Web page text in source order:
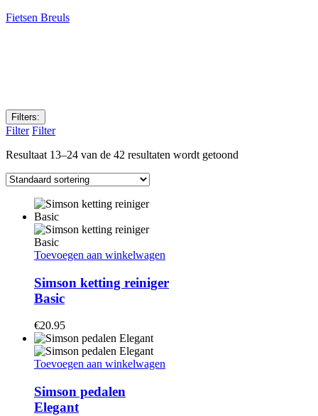
Fietsen Breuls
Filters:
Filter Filter
Resultaat 13–24 van de 42 resultaten wordt getoond
Toevoegen aan winkelwagen
Simson ketting reiniger
Basic
€20.95
Toevoegen aan winkelwagen
Simson pedalen
Elegant